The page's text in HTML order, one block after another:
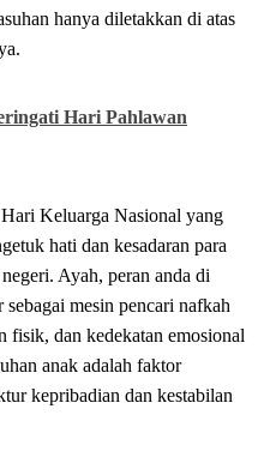
hanya diletakkan di atas
Hari Pahlawan
Keluarga Nasional yang
hati dan kesadaran para
Ayah, peran anda di
mesin pencari nafkah
fisik, dan kedekatan emosional
anak adalah faktor
kepribadian dan kestabilan